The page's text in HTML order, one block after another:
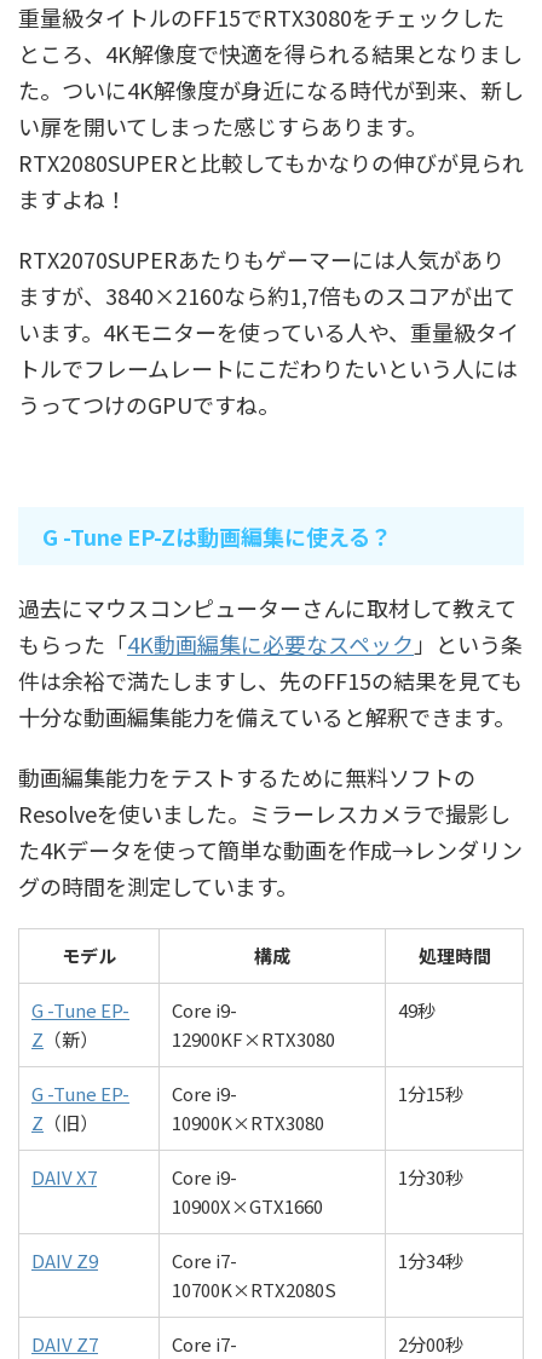
重量級タイトルのFF15でRTX3080をチェックした
ところ、4K解像度で快適を得られる結果となりまし
た。ついに4K解像度が身近になる時代が到来、新し
い扉を開いてしまった感じすらあります。
RTX2080SUPERと比較してもかなりの伸びが見られ
ますよね！
RTX2070SUPERあたりもゲーマーには人気があり
ますが、3840×2160なら約1,7倍ものスコアが出て
います。4Kモニターを使っている人や、重量級タイ
トルでフレームレートにこだわりたいという人には
うってつけのGPUですね。
G -Tune EP-Zは動画編集に使える？
過去にマウスコンピューターさんに取材して教えて
もらった「4K動画編集に必要なスペック」という条
件は余裕で満たしますし、先のFF15の結果を見ても
十分な動画編集能力を備えていると解釈できます。
動画編集能力をテストするために無料ソフトの
Resolveを使いました。ミラーレスカメラで撮影し
た4Kデータを使って簡単な動画を作成→レンダリン
グの時間を測定しています。
モデル 構成 処理時間
G -Tune EP-
Z （新）
Core i9-
12900KF×RTX3080
49秒
G -Tune EP-
Z （旧）
Core i9-
10900K×RTX3080
1分15秒
DAIV X7
Core i9-
10900X×GTX1660
1分30秒
DAIV Z9
Core i7-
10700K×RTX2080S
1分34秒
DAIV Z7 Core i7- 2分00秒